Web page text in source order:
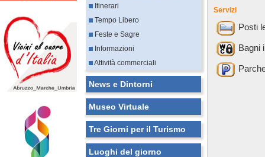
Itinerari
Tempo Libero
Feste e Sagre
Informazioni
Attività commerciali
News e Dintorni
Museo Virtuale
Tre Giorni per il Turismo
Luoghi del giorno
Servizi
Posti
Bagni